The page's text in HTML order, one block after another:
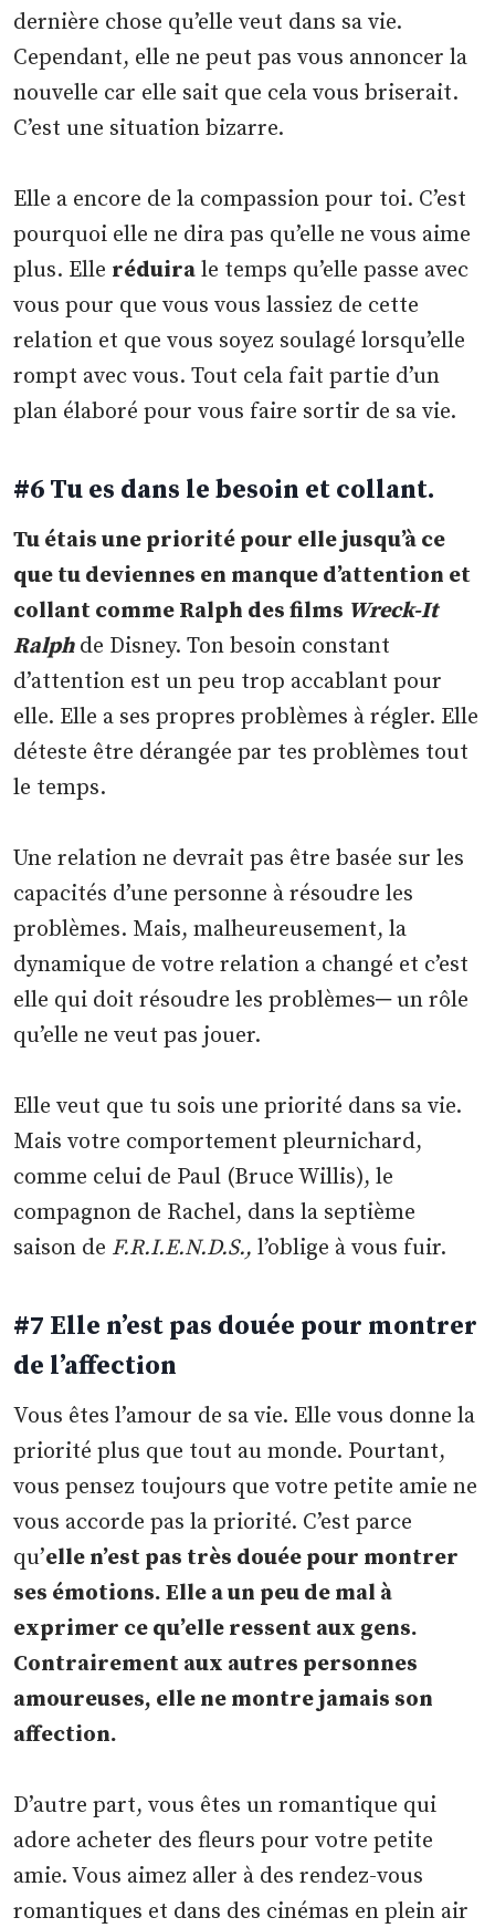
dernière chose qu’elle veut dans sa vie.
Cependant, elle ne peut pas vous annoncer la
nouvelle car elle sait que cela vous briserait.
C’est une situation bizarre.
Elle a encore de la compassion pour toi. C’est
pourquoi elle ne dira pas qu’elle ne vous aime
plus. Elle réduira le temps qu’elle passe avec
vous pour que vous vous lassiez de cette
relation et que vous soyez soulagé lorsqu’elle
rompt avec vous. Tout cela fait partie d’un
plan élaboré pour vous faire sortir de sa vie.
#6 Tu es dans le besoin et collant.
Tu étais une priorité pour elle jusqu’à ce
que tu deviennes en manque d’attention et
collant comme Ralph des films Wreck-It
Ralphde Disney. Ton besoin constant
d’attention est un peu trop accablant pour
elle. Elle a ses propres problèmes à régler. Elle
déteste être dérangée par tes problèmes tout
le temps.
Une relation ne devrait pas être basée sur les
capacités d’une personne à résoudre les
problèmes. Mais, malheureusement, la
dynamique de votre relation a changé et c’est
elle qui doit résoudre les problèmes─ un rôle
qu’elle ne veut pas jouer.
Elle veut que tu sois une priorité dans sa vie.
Mais votre comportement pleurnichard,
comme celui de Paul (Bruce Willis), le
compagnon de Rachel, dans la septième
saison de F.R.I.E.N.D.S., l’oblige à vous fuir.
#7 Elle n’est pas douée pour montrer
de l’affection
Vous êtes l’amour de sa vie. Elle vous donne la
priorité plus que tout au monde. Pourtant,
vous pensez toujours que votre petite amie ne
vous accorde pas la priorité. C’est parce
qu’elle n’est pas très douée pour montrer
ses émotions. Elle a un peu de mal à
exprimer ce qu’elle ressent aux gens.
Contrairement aux autres personnes
amoureuses, elle ne montre jamais son
affection.
D’autre part, vous êtes un romantique qui
adore acheter des fleurs pour votre petite
amie. Vous aimez aller à des rendez-vous
romantiques et dans des cinémas en plein air